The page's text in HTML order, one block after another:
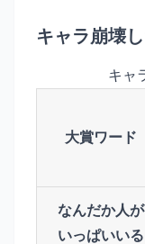
キャラ崩壊
キャ
大賞ワード
なんだか人が
いっぱいいる